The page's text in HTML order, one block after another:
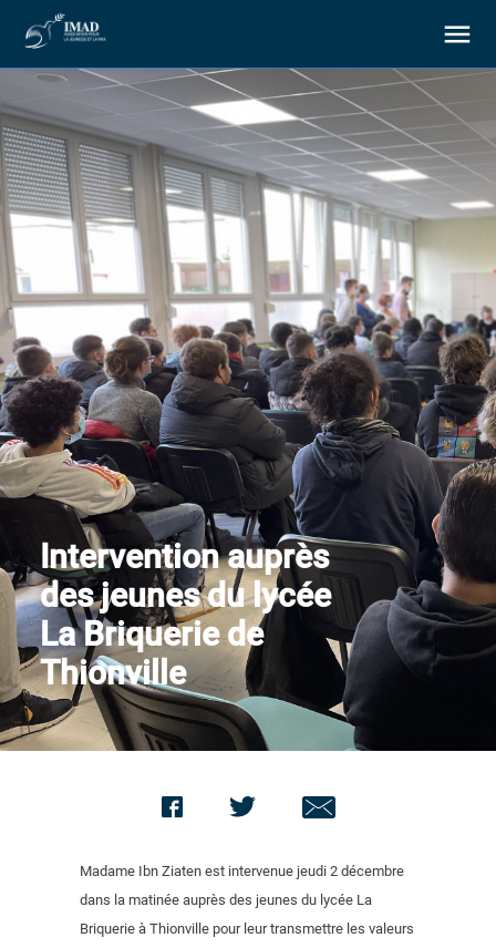
À propos
Nos objectifs
Notre action
Ressources
Nous soutenir
Nous contacter
Intervention auprès
des jeunes du lycée
La Briquerie de
Thionville
Madame Ibn Ziaten est intervenue jeudi 2 décembre
dans la matinée auprès des jeunes du lycée La
Briquerie à Thionville pour leur transmettre les valeurs